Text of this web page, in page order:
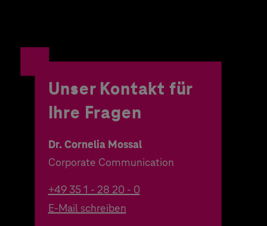
Unser Kontakt für
Ihre Fragen
Dr. Cornelia Mossal
Corporate Communication
+49 35 1 - 28 20 - 0
E-Mail schreiben